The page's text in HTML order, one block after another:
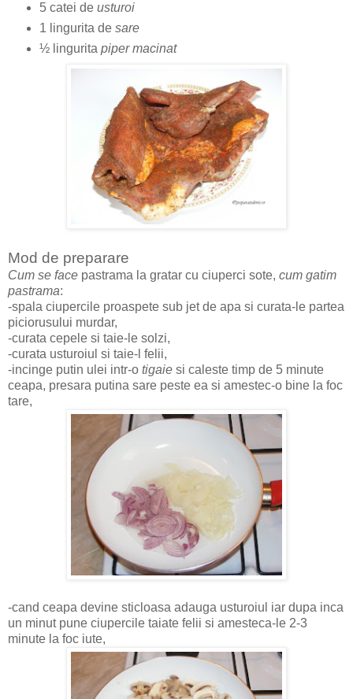
5 catei de usturoi
1 lingurita de sare
½ lingurita piper macinat
Mod de preparare
Cum se face pastrama la gratar cu ciuperci sote, cum gatim
pastrama:
-spala ciupercile proaspete sub jet de apa si curata-le partea
piciorusului murdar,
-curata cepele si taie-le solzi,
-curata usturoiul si taie-l felii,
-incinge putin ulei intr-o tigaie si caleste timp de 5 minute
ceapa, presara putina sare peste ea si amestec-o bine la foc
tare,
-cand ceapa devine sticloasa adauga usturoiul iar dupa inca
un minut pune ciupercile taiate felii si amesteca-le 2-3
minute la foc iute,